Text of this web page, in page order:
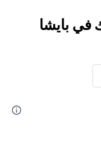
في بايشا